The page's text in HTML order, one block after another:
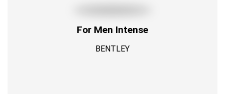
For Men Intense
BENTLEY